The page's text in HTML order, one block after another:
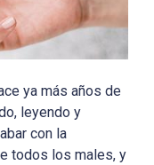
ya más años de
leyendo y
con la
todos los males, y